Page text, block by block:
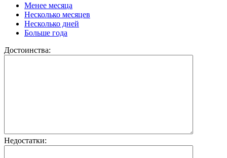
Менее месяца
Несколько месяцев
Несколько дней
Больше года
Достоинства:
Недостатки: